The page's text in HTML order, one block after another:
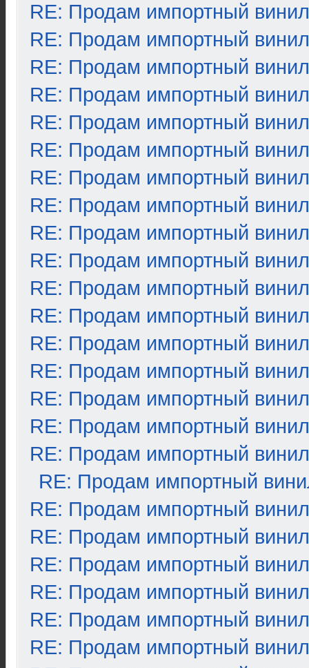
RE: Продам импортный винил
RE: Продам импортный винил
RE: Продам импортный винил
RE: Продам импортный винил
RE: Продам импортный винил
RE: Продам импортный винил
RE: Продам импортный винил
RE: Продам импортный винил
RE: Продам импортный винил
RE: Продам импортный винил
RE: Продам импортный винил
RE: Продам импортный винил
RE: Продам импортный винил
RE: Продам импортный винил
RE: Продам импортный винил
RE: Продам импортный винил
RE: Продам импортный винил
RE: Продам импортный
RE: Продам импортный винил
RE: Продам импортный винил
RE: Продам импортный винил
RE: Продам импортный винил
RE: Продам импортный винил
RE: Продам импортный винил